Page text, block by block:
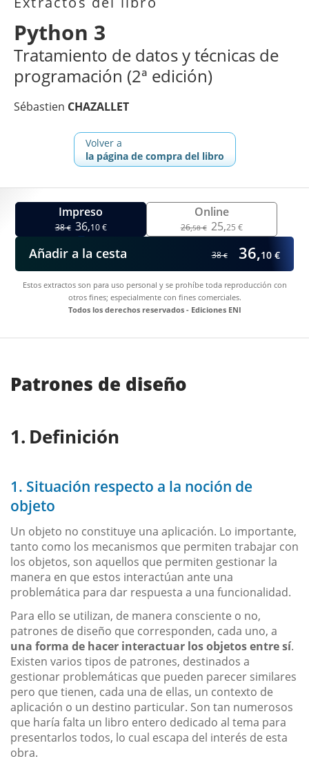
Python 3
Tratamiento de datos y técnicas de
programación (2ª edición)
Sébastien CHAZALLET
Volver a
la página de compra del libro
Impreso
38€ 36,10 €
Online
26,58 € 25,25 €
Añadir a la cesta 38€ 36,10 €
Estos extractos son para uso personal y se prohíbe toda reproducción con
otros fines; especialmente con fines comerciales.
Todos los derechos reservados - Ediciones ENI
Patrones de diseño
Definición
1. Situación respecto a la noción de
objeto
Un objeto no constituye una aplicación. Lo importante,
tanto como los mecanismos que permiten trabajar con
los objetos, son aquellos que permiten gestionar la
manera en que estos interactúan ante una
problemática para dar respuesta a una funcionalidad.
Para ello se utilizan, de manera consciente o no,
patrones de diseño que corresponden, cada uno, a
una forma de hacer interactuar los objetos entre sí.
Existen varios tipos de patrones, destinados a
gestionar problemáticas que pueden parecer similares
pero que tienen, cada una de ellas, un contexto de
aplicación o un destino particular. Son tan numerosos
que haría falta un libro entero dedicado al tema para
presentarlos todos, lo cual escapa del interés de esta
obra.